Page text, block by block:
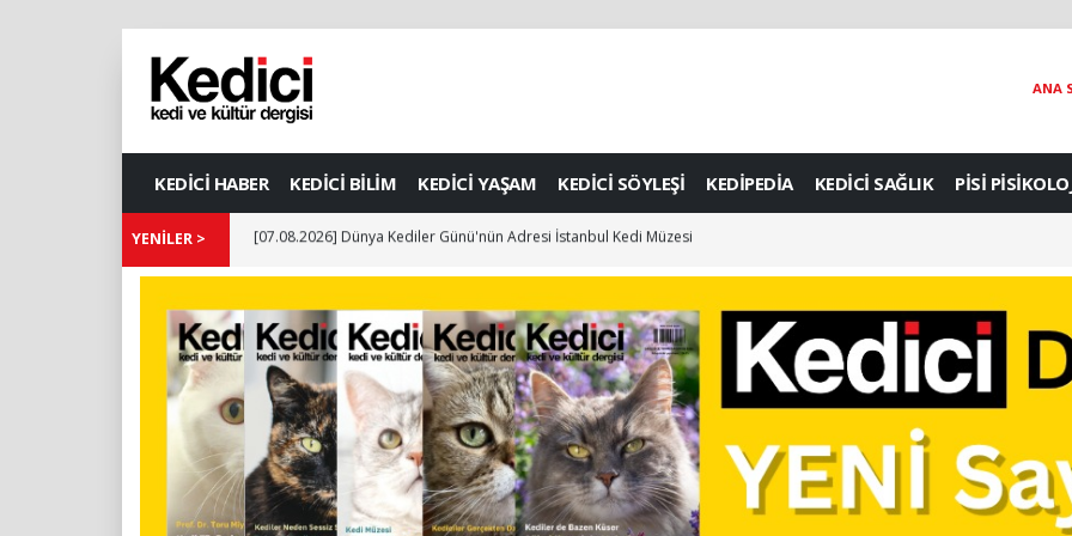
ANA
KEDİCİ HABER KEDİCİ BİLİM KEDİCİ YAŞAM KEDİCİ SÖYLEŞİ KEDİPEDİA KEDİCİ SAĞLIK PİSİ
YENİLER > [07.08.2026] Dünya Kediler Günü'nün Adresi İstanbul Kedi Müzesi